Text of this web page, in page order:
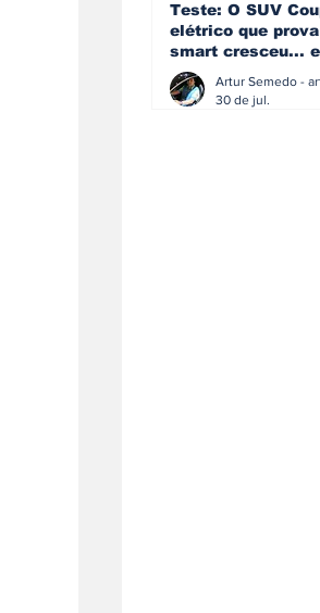
Teste: O SUV
elétrico que
smart cresceu... e
amadureceu
30 de jul.